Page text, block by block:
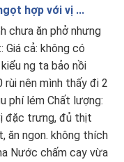
hợp với vị ...
chưa ăn phở nhưng
Giá cả: không có
ng ta bảo nồi
nên mình thấy đi 2
phí lém Chất lượng:
đặc trưng, đủ thịt
ăn ngon. không thích
Nước chấm cay vừa